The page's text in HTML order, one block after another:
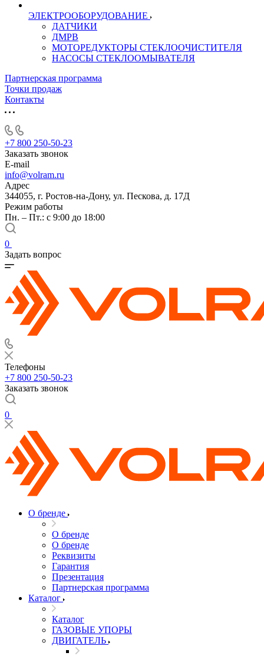
ЭЛЕКТРООБОРУДОВАНИЕ
ДАТЧИКИ
ДМРВ
МОТОРЕДУКТОРЫ СТЕКЛООЧИСТИТЕЛЯ
НАСОСЫ СТЕКЛООМЫВАТЕЛЯ
Партнерская программа
Точки продаж
Контакты
+7 800 250-50-23
Заказать звонок
E-mail
info@volram.ru
Адрес
344055, г. Ростов-на-Дону, ул. Пескова, д. 17Д
Режим работы
Пн. – Пт.: с 9:00 до 18:00
0
Задать вопрос
Телефоны
+7 800 250-50-23
Заказать звонок
0
О бренде
О бренде
О бренде
Реквизиты
Гарантия
Презентация
Партнерская программа
Каталог
Каталог
ГАЗОВЫЕ УПОРЫ
ДВИГАТЕЛЬ